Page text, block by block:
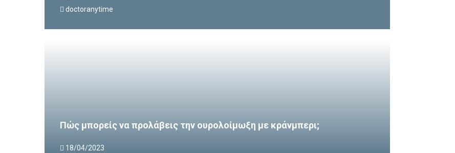
doctoranytime
Πώς μπορείς να προλάβεις την ουρολοίμωξη με κράνμπερι;
18/04/2023